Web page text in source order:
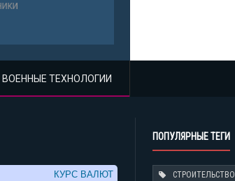
ВОЕННЫЕ ТЕХНОЛОГИИ
ПОПУЛЯРНЫЕ ТЕГИ
СТРОИТЕЛЬСТВО